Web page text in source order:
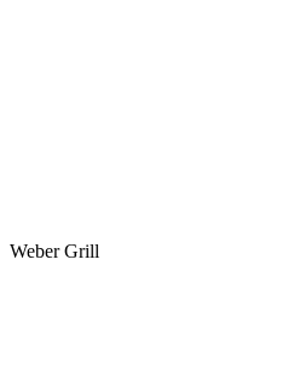
Weber Grill